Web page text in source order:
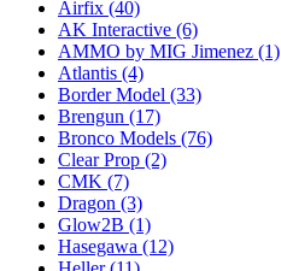
Airfix (40)
AK Interactive (6)
AMMO by MIG Jimenez (1)
Atlantis (4)
Border Model (33)
Brengun (17)
Bronco Models (76)
Clear Prop (2)
CMK (7)
Dragon (3)
Glow2B (1)
Hasegawa (12)